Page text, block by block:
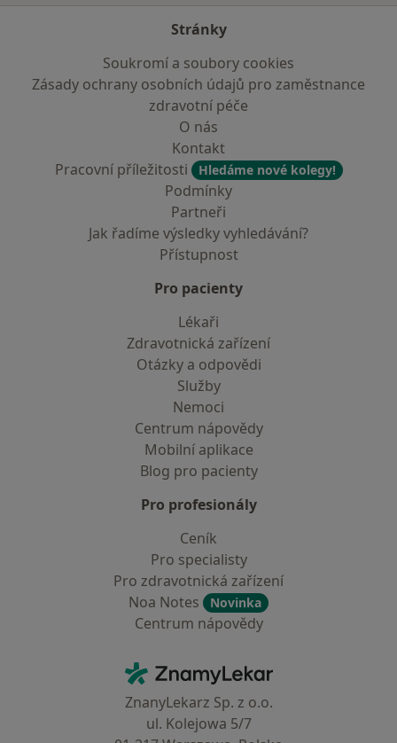
Stránky
Soukromí a soubory cookies
Zásady ochrany osobních údajů pro zaměstnance
zdravotní péče
O nás
Kontakt
Pracovní příležitosti
Hledáme nové kolegy!
Podmínky
Partneři
Jak řadíme výsledky vyhledávání?
Přístupnost
Pro pacienty
Lékaři
Zdravotnická zařízení
Otázky a odpovědi
Služby
Nemoci
Centrum nápovědy
Mobilní aplikace
Blog pro pacienty
Pro profesionály
Ceník
Pro specialisty
Pro zdravotnická zařízení
Noa Notes
Novinka
Centrum nápovědy
ZnamyLekar - Hlavní stránka
ZnanyLekarz Sp. z o.o.
ul. Kolejowa 5/7